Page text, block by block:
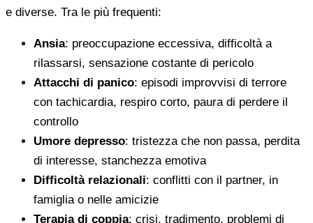
e diverse. Tra le più frequenti:
Ansia: preoccupazione eccessiva, difficoltà a
rilassarsi, sensazione costante di pericolo
Attacchi di panico: episodi improvvisi di terrore
con tachicardia, respiro corto, paura di perdere il
controllo
Umore depresso: tristezza che non passa, perdita
di interesse, stanchezza emotiva
Difficoltà relazionali: conflitti con il partner, in
famiglia o nelle amicizie
Terapia di coppia: crisi, tradimento, problemi di